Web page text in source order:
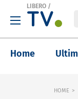
LIBERO /
Home
HOME